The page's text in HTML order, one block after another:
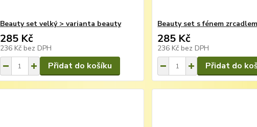
Beauty set velký > varianta beauty
285 Kč
236 Kč bez DPH
Přidat do košíku
Beauty set s fénem
285 Kč
236 Kč bez DPH
Přidat do